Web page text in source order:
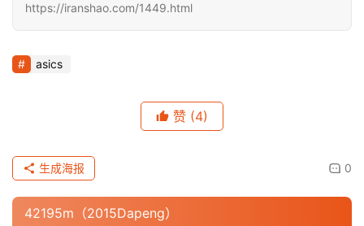
https://iranshao.com/1449.html
asics
赞 (4)
0
生成海报
42195m（2015Dapeng）